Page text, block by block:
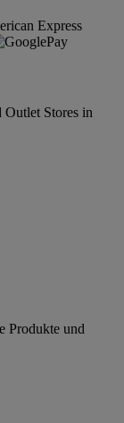
Outlet Stores in
Produkte und